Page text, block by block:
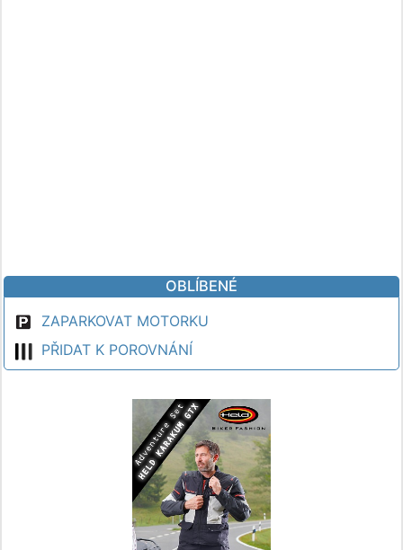
OBLÍBENÉ
ZAPARKOVAT MOTORKU
PŘIDAT K POROVNÁNÍ